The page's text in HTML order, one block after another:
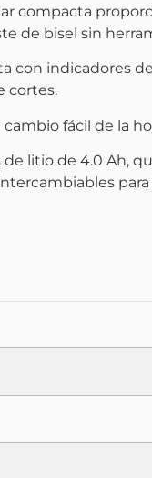
compacta
de bisel sin
con indicadores
cortes.
fácil de la
de litio de 4.0 Ah,